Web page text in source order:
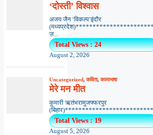
‘दोस्ती’ विश्वास
अजय जैन ‘विकल्प’इंदौर
ज़...
Total Views : 24
August 2, 2026
Uncategorized,कविता,काव्यभाषा
मेरे मन मीत
कुमारी ऋतंभरामुजफ्फरपुर
Total Views : 19
August 5, 2026